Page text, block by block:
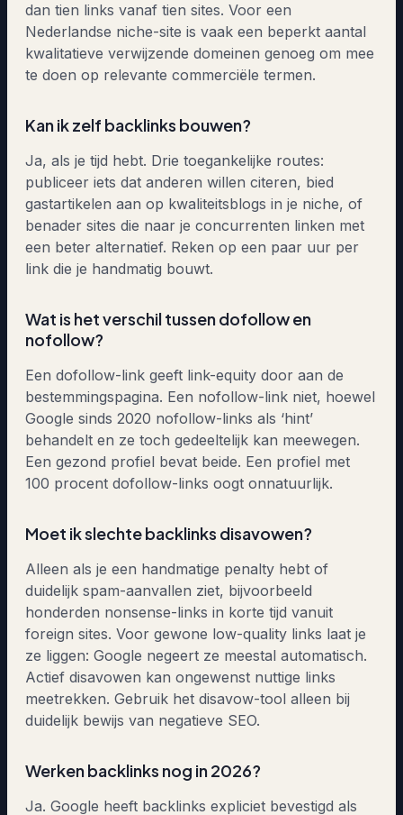
dan tien links vanaf tien sites. Voor een
Nederlandse niche-site is vaak een beperkt aantal
kwalitatieve verwijzende domeinen genoeg om mee
te doen op relevante commerciële termen.
Kan ik zelf backlinks bouwen?
Ja, als je tijd hebt. Drie toegankelijke routes:
publiceer iets dat anderen willen citeren, bied
gastartikelen aan op kwaliteitsblogs in je niche, of
benader sites die naar je concurrenten linken met
een beter alternatief. Reken op een paar uur per
link die je handmatig bouwt.
Wat is het verschil tussen dofollow en
nofollow?
Een dofollow-link geeft link-equity door aan de
bestemmingspagina. Een nofollow-link niet, hoewel
Google sinds 2020 nofollow-links als ‘hint’
behandelt en ze toch gedeeltelijk kan meewegen.
Een gezond profiel bevat beide. Een profiel met
100 procent dofollow-links oogt onnatuurlijk.
Moet ik slechte backlinks disavowen?
Alleen als je een handmatige penalty hebt of
duidelijk spam-aanvallen ziet, bijvoorbeeld
honderden nonsense-links in korte tijd vanuit
foreign sites. Voor gewone low-quality links laat je
ze liggen: Google negeert ze meestal automatisch.
Actief disavowen kan ongewenst nuttige links
meetrekken. Gebruik het disavow-tool alleen bij
duidelijk bewijs van negatieve SEO.
Werken backlinks nog in 2026?
Ja. Google heeft backlinks expliciet bevestigd als